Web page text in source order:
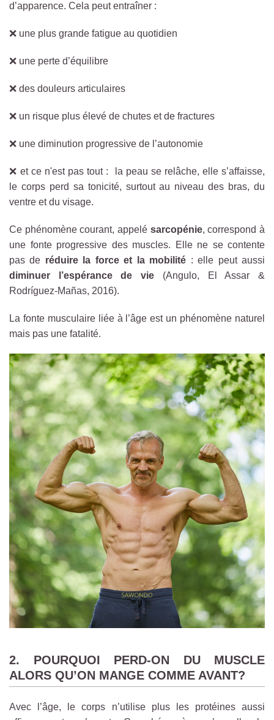
d’apparence. Cela peut entraîner :
❌ une plus grande fatigue au quotidien
❌ une perte d’équilibre
❌ des douleurs articulaires
❌ un risque plus élevé de chutes et de fractures
❌ une diminution progressive de l’autonomie
❌ et ce n'est pas tout : la peau se relâche, elle s’affaisse,
le corps perd sa tonicité, surtout au niveau des bras, du
ventre et du visage.
Ce phénomène courant, appelé sarcopénie, correspond à
une fonte progressive des muscles. Elle ne se contente
pas de réduire la force et la mobilité : elle peut aussi
diminuer l’espérance de vie (Angulo, El Assar &
Rodríguez-Mañas, 2016).
La fonte musculaire liée à l’âge est un phénomène naturel
mais pas une fatalité.
2. POURQUOI PERD-ON DU MUSCLE
ALORS QU’ON MANGE COMME AVANT?
Avec l’âge, le corps n’utilise plus les protéines aussi